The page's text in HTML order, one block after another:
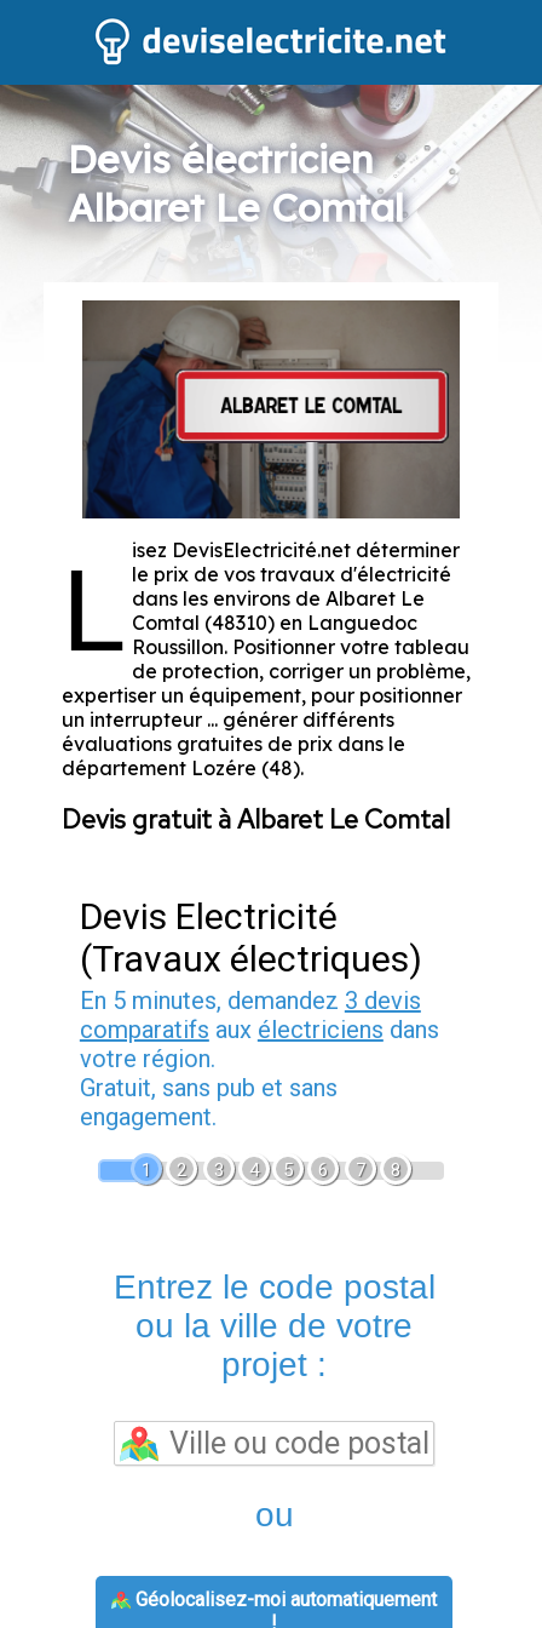
Devis électricien
Albaret Le Comtal
L isez DevisElectricité.net déterminer
le prix de vos travaux d'électricité
dans les environs de Albaret Le
Comtal (48310) en Languedoc
Roussillon. Positionner votre tableau
de protection, corriger un problème,
expertiser un équipement, pour positionner
un interrupteur ... générer différents
évaluations gratuites de prix dans le
département Lozére (48).
Devis gratuit à Albaret Le Comtal
Devis Electricité
(Travaux électriques)
En 5 minutes, demandez 3 devis
comparatifs aux électriciens dans
votre région.
Gratuit, sans pub et sans
engagement.
1 2 3 4 5 6 7 8
Entrez le code postal
ou la ville de votre
projet :
ou
Géolocalisez-moi automatiquement
!